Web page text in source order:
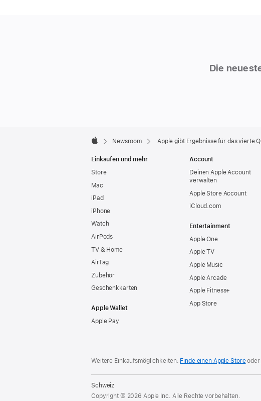
Die
Footer

Newsroom Apple gibt Ergebnisse für das vierte
Einkaufen und mehr
Store
Mac
iPad
iPhone
Watch
AirPods
TV & Home
AirTag
Zubehör
Geschenkkarten
Apple Wallet
Apple Pay
Account
Deinen Apple Account
verwalten
Apple Store Account
iCloud.com
Entertainment
Apple One
Apple TV
Apple Music
Apple Arcade
Apple Fitness+
App Store
Weitere Einkaufsmöglichkeiten: Finde einen Apple Storeoder
Schweiz
Copyright © 2026 Apple Inc. Alle Rechte vorbehalten.